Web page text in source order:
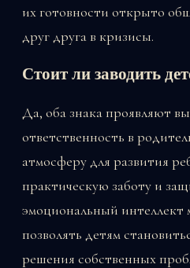
их готовности открыто
друг друга в кризисы.
Стоит ли заводить
Да, оба знака проявляют
ответственность в
атмосферу для развития
практическую заботу и
эмоциональный
позволять детям
решения собственных